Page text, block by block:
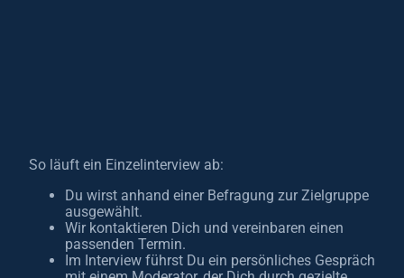
So läuft ein Einzelinterview ab:
Du wirst anhand einer Befragung zur Zielgruppe
ausgewählt.
Wir kontaktieren Dich und vereinbaren einen
passenden Termin.
Im Interview führst Du ein persönliches Gespräch